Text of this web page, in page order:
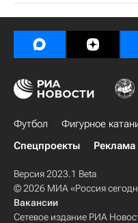
Футбол Фигурное
Спецпроекты
Реклама
Версия 2023.1 Beta
© 2026 МИА «Россия
Вакансии
Сетевое издание РИА